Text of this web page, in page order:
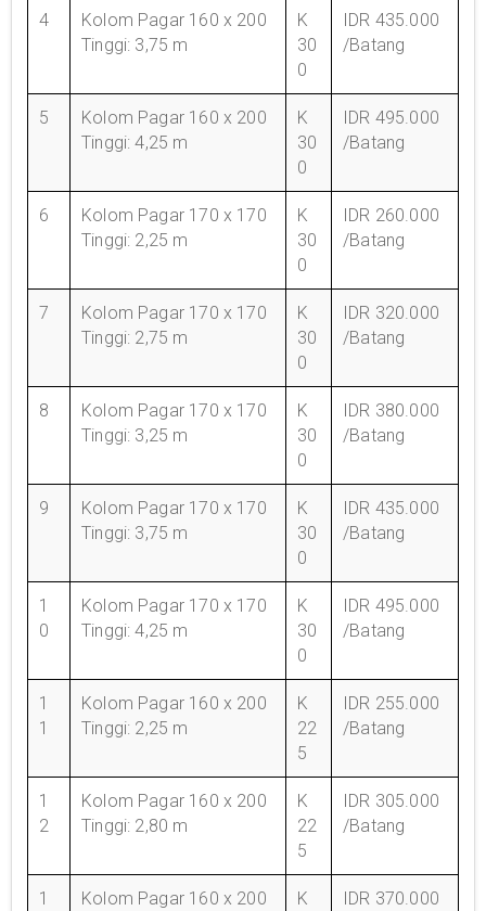
4
Kolom Pagar 160 x 200
Tinggi: 3,75 m
K
30
0
IDR 435.000
/Batang
5
Kolom Pagar 160 x 200
Tinggi: 4,25 m
K
30
0
IDR 495.000
/Batang
6
Kolom Pagar 170 x 170
Tinggi: 2,25 m
K
30
0
IDR 260.000
/Batang
7
Kolom Pagar 170 x 170
Tinggi: 2,75 m
K
30
0
IDR 320.000
/Batang
8
Kolom Pagar 170 x 170
Tinggi: 3,25 m
K
30
0
IDR 380.000
/Batang
9
Kolom Pagar 170 x 170
Tinggi: 3,75 m
K
30
0
IDR 435.000
/Batang
1
0
Kolom Pagar 170 x 170
Tinggi: 4,25 m
K
30
0
IDR 495.000
/Batang
1
1
Kolom Pagar 160 x 200
Tinggi: 2,25 m
K
22
5
IDR 255.000
/Batang
1
2
Kolom Pagar 160 x 200
Tinggi: 2,80 m
K
22
5
IDR 305.000
/Batang
1
Kolom Pagar 160 x 200
K
IDR 370.000